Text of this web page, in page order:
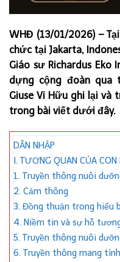
WHĐ (13/01/2026) –
chức tại Jakarta,
Giáo sư Richardus Eko
dựng cộng đoàn qua
Giuse Vi Hữu ghi lại và
trong bài viết dưới đây.
DẪN NHẬP
I. TƯƠNG QUAN CỦA
1. Truyền thông nuôi
2. Cảm thông
3. Đồng thuận trong hiểu
4. Niềm tin và sự hỗ
5. Truyền thông nuôi
6. Truyền thông mang